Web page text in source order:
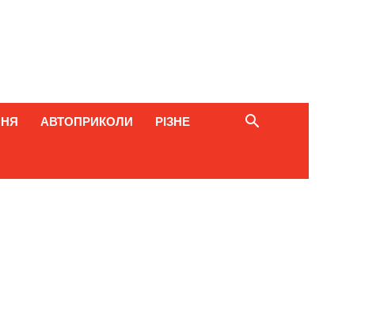
АВТОПРИКОЛИ РІЗНЕ